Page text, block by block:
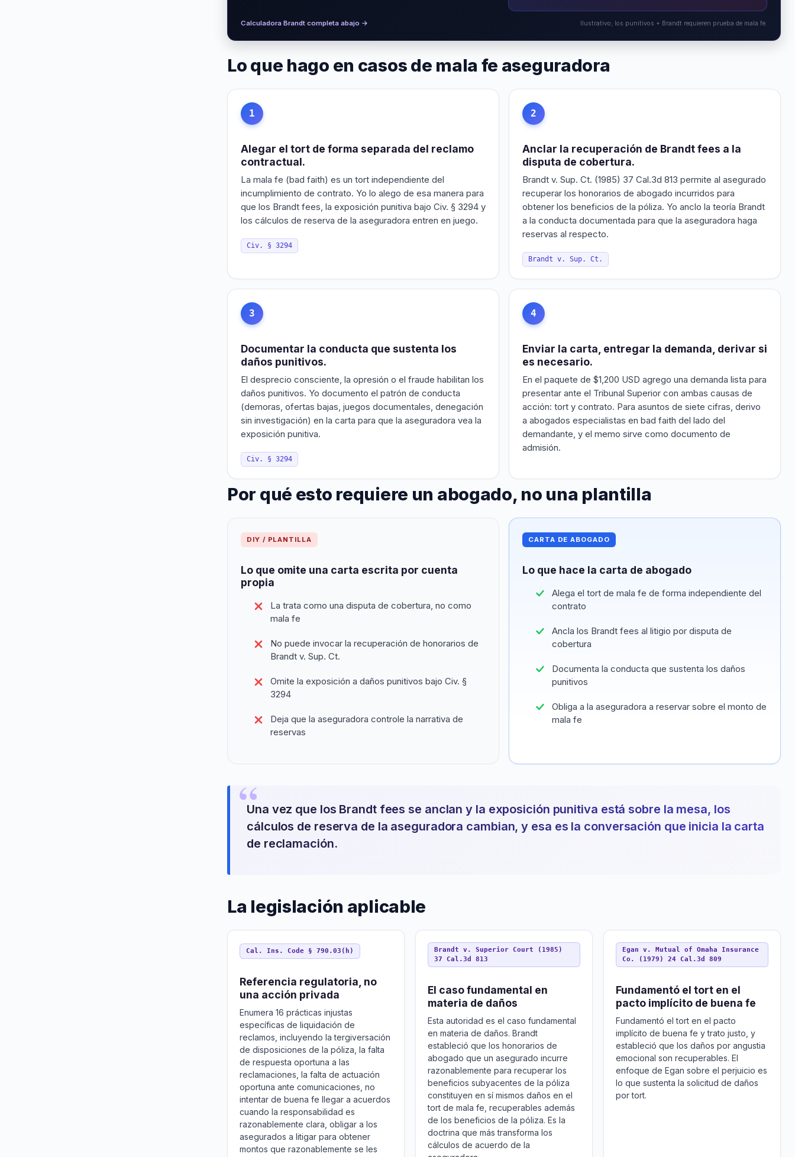
Calculadora Brandt completa abajo → Ilustrativo; los punitivos + Brandt requieren prueba de mala fe.
Lo que hago en casos de mala fe aseguradora
1
Alegar el tort de forma separada del reclamo
contractual.
La mala fe (bad faith) es un tort independiente del
incumplimiento de contrato. Yo lo alego de esa manera para
que los Brandt fees, la exposición punitiva bajo Civ. § 3294 y
los cálculos de reserva de la aseguradora entren en juego.
Civ. § 3294
2
Anclar la recuperación de Brandt fees a la
disputa de cobertura.
Brandt v. Sup. Ct. (1985) 37 Cal.3d 813 permite al asegurado
recuperar los honorarios de abogado incurridos para
obtener los beneficios de la póliza. Yo anclo la teoría Brandt
a la conducta documentada para que la aseguradora haga
reservas al respecto.
Brandt v. Sup. Ct.
3
Documentar la conducta que sustenta los
daños punitivos.
El desprecio consciente, la opresión o el fraude habilitan los
daños punitivos. Yo documento el patrón de conducta
(demoras, ofertas bajas, juegos documentales, denegación
sin investigación) en la carta para que la aseguradora vea la
exposición punitiva.
Civ. § 3294
4
Enviar la carta, entregar la demanda, derivar si
es necesario.
En el paquete de $1,200 USD agrego una demanda lista para
presentar ante el Tribunal Superior con ambas causas de
acción: tort y contrato. Para asuntos de siete cifras, derivo
a abogados especialistas en bad faith del lado del
demandante, y el memo sirve como documento de
admisión.
Por qué esto requiere un abogado, no una plantilla
DIY / PLANTILLA
Lo que omite una carta escrita por cuenta
propia
La trata como una disputa de cobertura, no como
mala fe
No puede invocar la recuperación de honorarios de
Brandt v. Sup. Ct.
Omite la exposición a daños punitivos bajo Civ. §
3294
Deja que la aseguradora controle la narrativa de
reservas
CARTA DE ABOGADO
Lo que hace la carta de abogado
Alega el tort de mala fe de forma independiente del
contrato
Ancla los Brandt fees al litigio por disputa de
cobertura
Documenta la conducta que sustenta los daños
punitivos
Obliga a la aseguradora a reservar sobre el monto de
mala fe
Una vez que los Brandt fees se anclan y la exposición punitiva está sobre la mesa, los
cálculos de reserva de la aseguradora cambian, y esa es la conversación que inicia la carta
de reclamación.
La legislación aplicable
Cal. Ins. Code § 790.03(h)
Referencia regulatoria, no
una acción privada
Enumera 16 prácticas injustas
específicas de liquidación de
reclamos, incluyendo la tergiversación
de disposiciones de la póliza, la falta
de respuesta oportuna a las
reclamaciones, la falta de actuación
oportuna ante comunicaciones, no
intentar de buena fe llegar a acuerdos
cuando la responsabilidad es
razonablemente clara, obligar a los
asegurados a litigar para obtener
montos que razonablemente se les
Brandt v. Superior Court (1985)
37 Cal.3d 813
El caso fundamental en
materia de daños
Esta autoridad es el caso fundamental
en materia de daños. Brandt
estableció que los honorarios de
abogado que un asegurado incurre
razonablemente para recuperar los
beneficios subyacentes de la póliza
constituyen en sí mismos daños en el
tort de mala fe, recuperables además
de los beneficios de la póliza. Es la
doctrina que más transforma los
cálculos de acuerdo de la
Egan v. Mutual of Omaha Insurance
Co. (1979) 24 Cal.3d 809
Fundamentó el tort en el
pacto implícito de buena fe
Fundamentó el tort en el pacto
implícito de buena fe y trato justo, y
estableció que los daños por angustia
emocional son recuperables. El
enfoque de Egan sobre el perjuicio es
lo que sustenta la solicitud de daños
por tort.